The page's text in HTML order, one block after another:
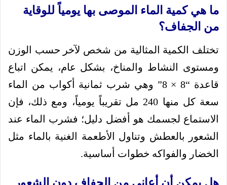
ما هي كمية الماء الموصى بها يومياً للوقاية
من الجفاف؟
تختلف الكمية المثالية من شخص لآخر حسب الوزن
ومستوى النشاط والمناخ، بشكل عام، يمكن اتباع
قاعدة “8 × 8” وهي شرب ثمانية أكواب من الماء
سعة كل منها 240 مل تقريباً يومياً، ومع ذلك، فإن
الاستماع لجسمك هو أفضل دليل؛ فشرب الماء عند
الشعور بالعطش وتناول الأطعمة الغنية بالماء مثل
الخضار والفواكه خطوات أساسية.
هل يمكن أن أعاني من الجفاف دون الشعور